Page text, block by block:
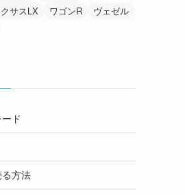
サスLX ワゴンR
ヴェゼル
ド
方法